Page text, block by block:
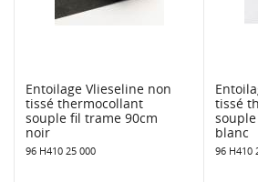
Entoilage Vlieseline non
tissé thermocollant
souple fil trame 90cm
noir
96 H410 25 000
tissé
blanc
96 H410